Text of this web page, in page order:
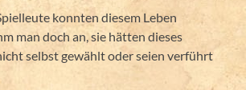
konnten diesem Leben
man doch an, sie hätten dieses
selbst gewählt oder seien verführt